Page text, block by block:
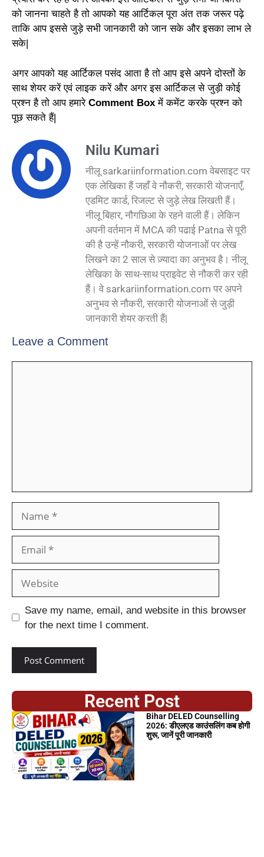
को जानना चाहते है तो आपको यह आर्टिकल पूरा अंत तक जरूर पढ़े
ताकि आप इससे जुड़े सभी जानकारी को जान सके और इसका लाभ ले
सके|
अगर आपको यह आर्टिकल पसंद आता है तो आप इसे अपने दोस्तों के
साथ शेयर करें एवं लाइक करें और अगर इस आर्टिकल से जुड़ी कोई
प्रश्न है तो आप हमारे Comment Box में कमेंट करके प्रश्न को
पूछ सकते हैं|
Nilu Kumari
नीलू sarkariinformation.com वेबसाइट पर
एक लेखिका हैं जहाँ वे नौकरी, सरकारी योजनाएँ,
एडमिट कार्ड, रिजल्ट से जुड़े लेख लिखती हैं।
नीलू बिहार, नौगछिआ के रहने वाली हैं। लेकिन
अपनी वर्तमान में MCA की पढाई Patna से पूरी
की है उन्हें नौकरी, सरकारी योजनाओं पर लेख
लिखने का 2 साल से ज़्यादा का अनुभव है। नीलू
लेखिका के साथ-साथ प्राइवेट से नौकरी कर रही
हैं। वे sarkariinformation.com पर अपने
अनुभव से नौकरी, सरकारी योजनाओं से जुड़ी
जानकारी शेयर करती हैं|
Leave a Comment
Save my name, email, and website in this browser
for the next time I comment.
Recent Post
Bihar DELED Counselling
2026: डीएलएड काउंसलिंग कब होगी
शुरू, जानें पूरी जानकारी